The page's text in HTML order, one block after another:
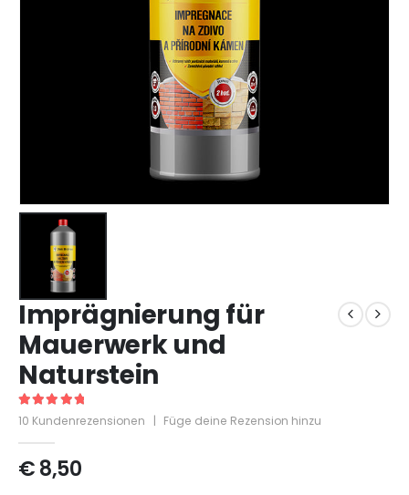
Imprägnierung für
Mauerwerk und
Naturstein
5out of 5
10 Kundenrezensionen | Füge deine Rezension hinzu
€8,50